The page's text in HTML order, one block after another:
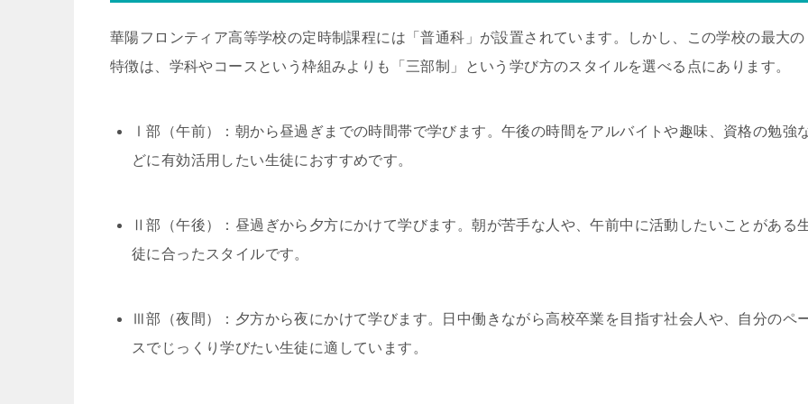
華陽フロンティア高等学校の定時制課程には「普通科」が設置されています。しかし、この学校の最大の
特徴は、学科やコースという枠組みよりも「三部制」という学び方のスタイルを選べる点にあります。
Ⅰ部（午前）：朝から昼過ぎまでの時間帯で学びます。午後の時間をアルバイトや趣味、資格の勉強
どに有効活用したい生徒におすすめです。
Ⅱ部（午後）：昼過ぎから夕方にかけて学びます。朝が苦手な人や、午前中に活動したいことがある
徒に合ったスタイルです。
Ⅲ部（夜間）：夕方から夜にかけて学びます。日中働きながら高校卒業を目指す社会人や、自分のペ
スでじっくり学びたい生徒に適しています。